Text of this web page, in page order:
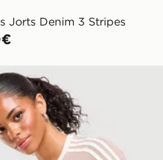
Jorts Denim 3 Stripes
Maglia Slim Classic